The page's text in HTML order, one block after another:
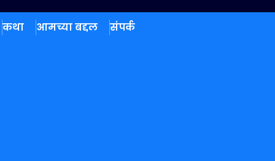
कथा आमच्या बद्दल संपर्क